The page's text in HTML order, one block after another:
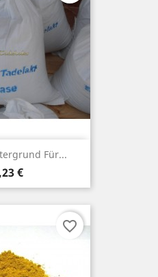
Für...
€
favorite_border